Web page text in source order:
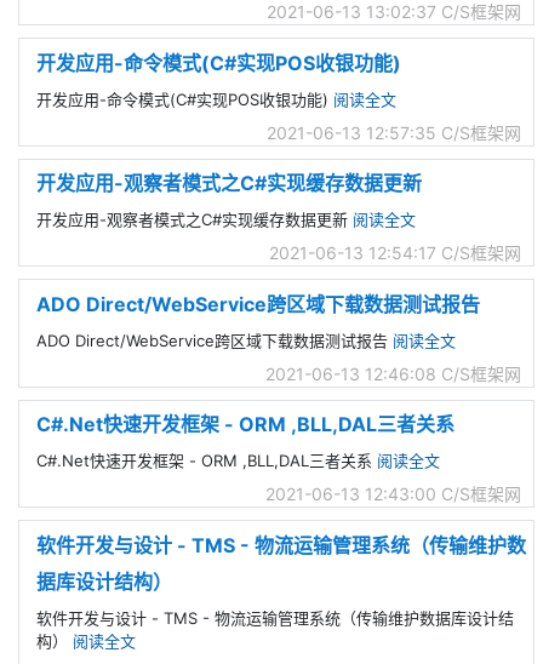
2021-06-13 13:02:37 C/S框架网
开发应用-命令模式(C#实现POS收银功能)
开发应用-命令模式(C#实现POS收银功能) 阅读全文
2021-06-13 12:57:35 C/S框架网
开发应用-观察者模式之C#实现缓存数据更新
开发应用-观察者模式之C#实现缓存数据更新 阅读全文
2021-06-13 12:54:17 C/S框架网
ADO Direct/WebService跨区域下载数据测试报告
ADO Direct/WebService跨区域下载数据测试报告 阅读全文
2021-06-13 12:46:08 C/S框架网
C#.Net快速开发框架 - ORM ,BLL,DAL三者关系
C#.Net快速开发框架 - ORM ,BLL,DAL三者关系 阅读全文
2021-06-13 12:43:00 C/S框架网
软件开发与设计 - TMS - 物流运输管理系统（传输维护数
据库设计结构）
软件开发与设计 - TMS - 物流运输管理系统（传输维护数据库设计结
构） 阅读全文